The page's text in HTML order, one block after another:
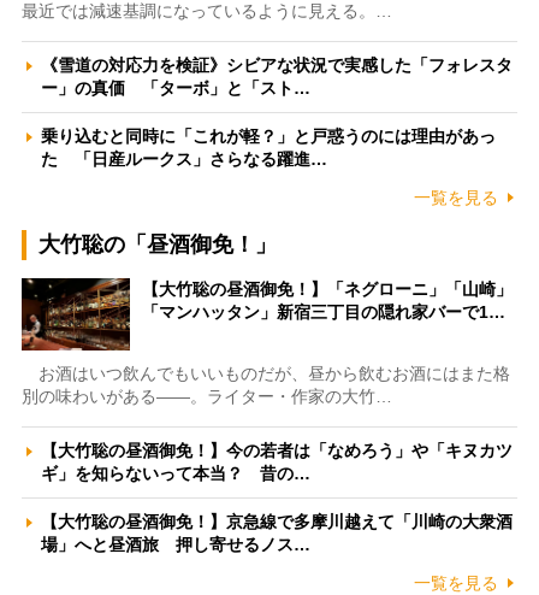
最近では減速基調になっているように見える。…
《雪道の対応力を検証》シビアな状況で実感した「フォレスタ
ー」の真価 「ターボ」と「スト…
乗り込むと同時に「これが軽？」と戸惑うのには理由があっ
た 「日産ルークス」さらなる躍進…
一覧を見る
大竹聡の「昼酒御免！」
【大竹聡の昼酒御免！】「ネグローニ」「山崎」
「マンハッタン」新宿三丁目の隠れ家バーで1…
お酒はいつ飲んでもいいものだが、昼から飲むお酒にはまた格
別の味わいがある――。ライター・作家の大竹…
【大竹聡の昼酒御免！】今の若者は「なめろう」や「キヌカツ
ギ」を知らないって本当？ 昔の…
【大竹聡の昼酒御免！】京急線で多摩川越えて「川崎の大衆酒
場」へと昼酒旅 押し寄せるノス…
一覧を見る